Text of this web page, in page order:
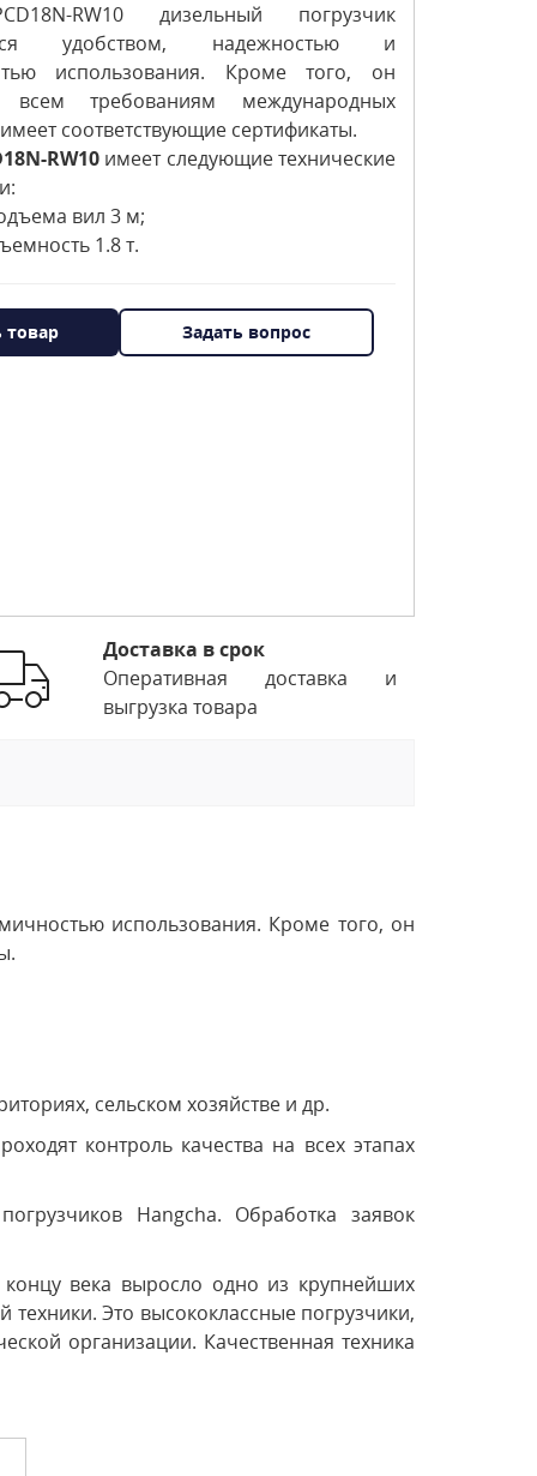
RW10 дизельный погрузчик
удобством, надежностью и
использования. Кроме того, он
всем требованиям международных
соответствующие сертификаты.
RW10 имеет следующие технические
вил 3 м;
1.8 т.
товар Задать вопрос
Доставка в срок
Оперативная доставка и
выгрузка товара
использования. Кроме того, он
сельском хозяйстве и др.
контроль качества на всех этапах
Hangcha. Обработка заявок
века выросло одно из крупнейших
Это высококлассные погрузчики,
организации. Качественная техника